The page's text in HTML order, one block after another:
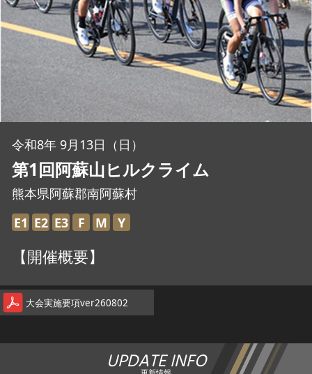
エントリー
JBCF ROAD SERIESとは
令和8年 9月13日（日）
第1回阿蘇山ヒルクライム
熊本県阿蘇郡南阿蘇村
E1 E2 E3 F M Y
【開催概要】
大会実施要項ver260802
UPDATE INFO